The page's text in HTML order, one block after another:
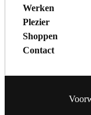
Werken
Plezier
Shoppen
Contact